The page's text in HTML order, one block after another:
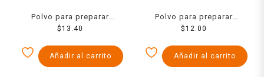
Polvo para preparar
gelatina D´Gari de leche
$13.40
Añadir al carrito
Polvo para preparar
gelatina Ideal de agua
$12.00
Añadir al carrito